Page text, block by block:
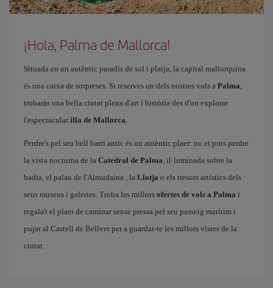
¡Hola, Palma de Mallorca!
Situada en un autèntic paradís de sol i platja, la capital mallorquina
és una caixa de sorpreses. Si reserves un dels nostres vols a Palma,
trobaràs una bella ciutat plena d'art i història des d'on explorar
l'espectacular illa de Mallorca.
Perdre's pel seu bell barri antic és un autèntic plaer: no et pots perdre
la vista nocturna de la Catedral de Palma, il·luminada sobre la
badia, el palau de l'Almudaina , la Llotja o els tresors artístics dels
seus museus i galeries. Troba les millors ofertes de vols a Palma i
regala't el plaer de caminar sense pressa pel seu passeig marítim i
pujar al Castell de Bellver per a guardar-te les millors vistes de la
ciutat.